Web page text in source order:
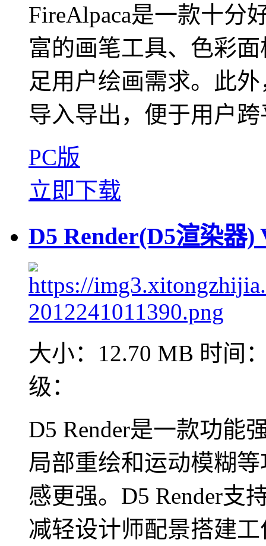
FireAlpaca是一款十分
富的画笔工具、色彩
足用户绘画需求。此
导入导出，便于用户
PC版
立即下载
D5 Render(D5渲染器)
大小：12.70 MB 时间
级：
D5 Render是一款功能
局部重绘和运动模糊
感更强。D5 Render支
减轻设计师配景搭建